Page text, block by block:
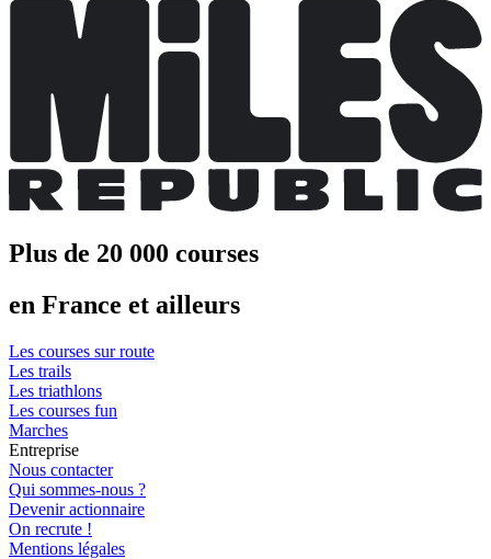
Plus de 20 000 courses
en France et ailleurs
Les courses sur route
Les trails
Les triathlons
Les courses fun
Marches
Entreprise
Nous contacter
Qui sommes-nous ?
Devenir actionnaire
On recrute !
Mentions légales